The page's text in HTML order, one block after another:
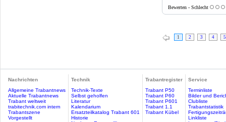
Bewerten - Schlecht
1 2 3 4 5
Nachrichten
Allgemeine Trabantnews
Aktuelle Trabantnews
Trabant weltweit
trabitechnik.com intern
Trabantszene
Vorgestellt
Technik
Technik-Texte
Selbst geholfen
Literatur
Kalendarium
Ersatzteilkatalog Trabant 601
Historie
Trabantregister
Trabant P50
Trabant P60
Trabant P601
Trabant 1.1
Trabant Kübel
Service
Terminliste
Bilder und
Clubliste
Trabantstatistik
Linkliste